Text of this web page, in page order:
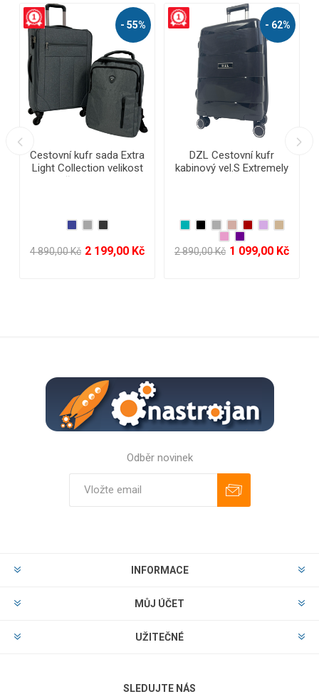
- 59%
RGL Cestovní kufr
kabinový vel.S Extremely
Durable Collection PP2
2 890,00 Kč 1 199,00 Kč
- 68%
NÁŠ TIP
Cestovní kufry odolná
sada DZL 3 ks L,M,S -
9 950,00 Kč 3 199,00 Kč
Odběr novinek
INFORMACE
MŮJ ÚČET
UŽITEČNÉ
SLEDUJTE NÁS